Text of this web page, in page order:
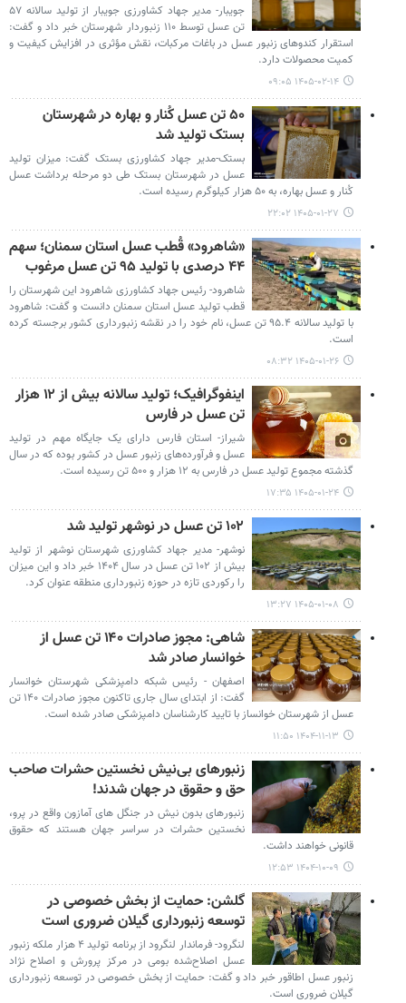
جویبار- مدیر جهاد کشاورزی جویبار از تولید سالانه ۵۷
تن عسل توسط ۱۱۰ زنبوردار شهرستان خبر داد و گفت:
استقرار کندوهای زنبور عسل در باغات مرکبات، نقش مؤثری در افزایش کیفیت و
کمیت محصولات دارد.
۱۴۰۵-۰۲-۱۴ ۰۹:۰۵
۵۰ تن عسل کُنار و بهاره در شهرستان
بستک تولید شد
بستک-مدیر جهاد کشاورزی بستک گفت: میزان تولید
عسل در شهرستان بستک طی دو مرحله برداشت عسل
کُنار و عسل بهاره، به ۵۰ هزار کیلوگرم رسیده است.
۱۴۰۵-۰۱-۲۷ ۲۲:۰۲
«شاهرود» قُطب عسل استان سمنان؛ سهم
۴۴ درصدی با تولید ۹۵ تن عسل مرغوب
شاهرود- رئیس جهاد کشاورزی شاهرود این شهرستان را
قطب تولید عسل استان سمنان دانست و گفت: شاهرود
با تولید سالانه ۹۵.۴ تن عسل، نام خود را در نقشه زنبورداری کشور برجسته کرده
است.
۱۴۰۵-۰۱-۲۶ ۰۸:۳۲
اینفوگرافیک؛ تولید سالانه بیش از ۱۲ هزار
تن عسل در فارس
شیراز- استان فارس دارای یک جایگاه مهم در تولید
عسل و فرآورده‌های زنبور عسل در کشور بوده که در سال
گذشته مجموع تولید عسل در فارس به ۱۲ هزار و ۵۰۰ تن رسیده است.
۱۴۰۵-۰۱-۲۴ ۱۷:۳۵
۱۰۲ تن عسل در نوشهر تولید شد
نوشهر- مدیر جهاد کشاورزی شهرستان نوشهر از تولید
بیش از ۱۰۲ تن عسل در سال ۱۴۰۴ خبر داد و این میزان
را رکوردی تازه در حوزه زنبورداری منطقه عنوان کرد.
۱۴۰۵-۰۱-۰۸ ۱۳:۲۷
شاهی: مجوز صادرات ۱۴۰ تن عسل از
خوانسار صادر شد
اصفهان - رئیس شبکه دامپزشکی شهرستان خوانسار
گفت: از ابتدای سال جاری تاکنون مجوز صادرات ۱۴۰ تن
عسل از شهرستان خوانساز با تایید کارشناسان دامپزشکی صادر شده است.
۱۴۰۴-۱۱-۱۳ ۱۱:۵۰
زنبورهای بی‌نیش نخستین حشرات صاحب
حق و حقوق در جهان شدند!
زنبورهای بدون نیش در جنگل های آمازون واقع در پرو،
نخستین حشرات در سراسر جهان هستند که حقوق
قانونی خواهند داشت.
۱۴۰۴-۱۰-۰۹ ۱۲:۵۳
گلشن: حمایت از بخش خصوصی در
توسعه زنبورداری گیلان ضروری است
لنگرود- فرماندار لنگرود از برنامه تولید ۴ هزار ملکه زنبور
عسل اصلاح‌شده بومی در مرکز پرورش و اصلاح نژاد
زنبور عسل اطاقور خبر داد و گفت: حمایت از بخش خصوصی در توسعه زنبورداری
گیلان ضروری است.